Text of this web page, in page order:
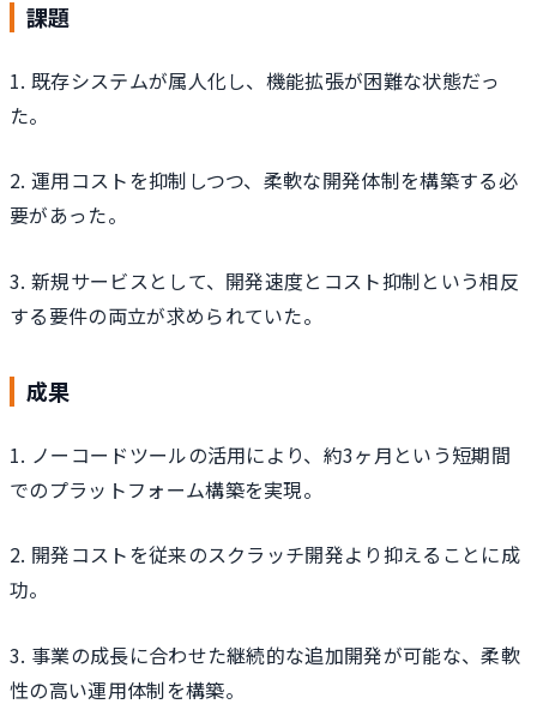
課題
1. 既存システムが属人化し、機能拡張が困難な状態だっ
た。
2. 運用コストを抑制しつつ、柔軟な開発体制を構築する必
要があった。
3. 新規サービスとして、開発速度とコスト抑制という相反
する要件の両立が求められていた。
成果
1. ノーコードツールの活用により、約3ヶ月という短期間
でのプラットフォーム構築を実現。
2. 開発コストを従来のスクラッチ開発より抑えることに成
功。
3. 事業の成長に合わせた継続的な追加開発が可能な、柔軟
性の高い運用体制を構築。